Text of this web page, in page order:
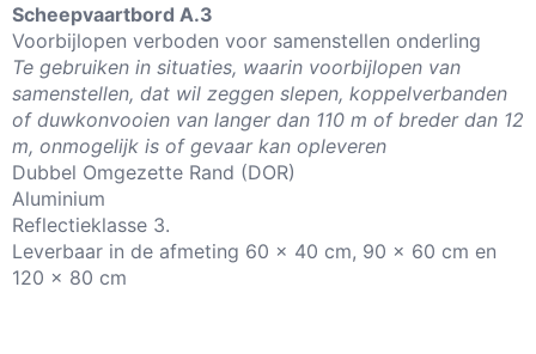
Scheepvaartbord A.3
Voorbijlopen verboden voor samenstellen onderling
Te gebruiken in situaties, waarin voorbijlopen van
samenstellen, dat wil zeggen slepen, koppelverbanden
of duwkonvooien van langer dan 110 m of breder dan 12
m, onmogelijk is of gevaar kan opleveren
Dubbel Omgezette Rand (DOR)
Aluminium
Reflectieklasse 3.
Leverbaar in de afmeting 60 x 40 cm, 90 x 60 cm en
120 x 80 cm
afbeeldingen-
gallerij